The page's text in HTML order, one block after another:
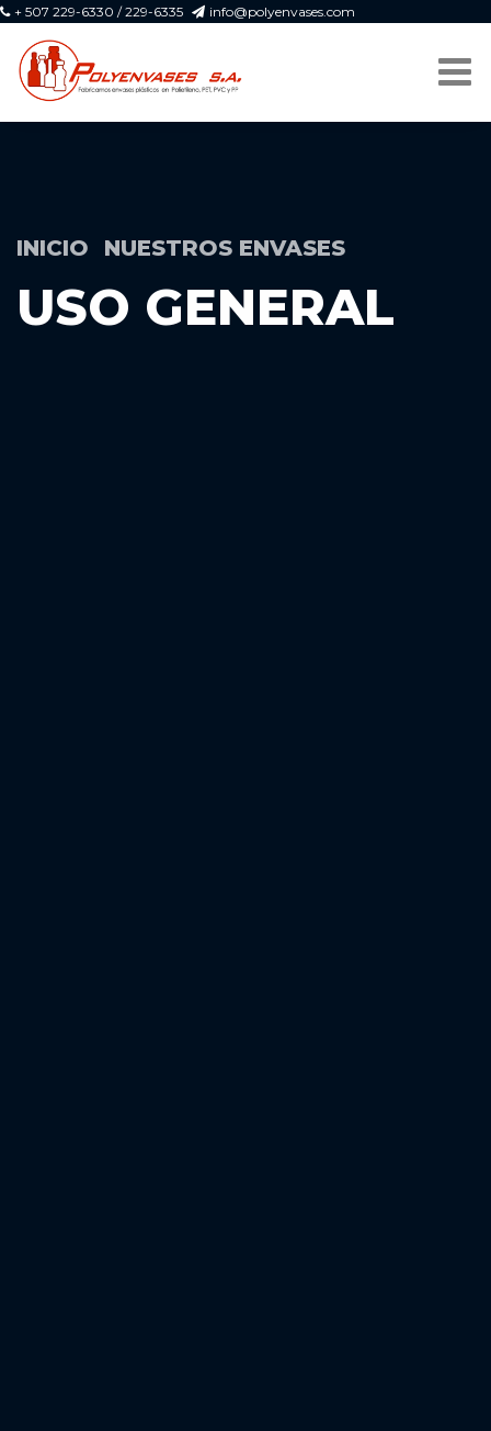
+ 507 229-6330 / 229-6335 info@polyenvases.com
INICIO NUESTROS ENVASES
USO GENERAL